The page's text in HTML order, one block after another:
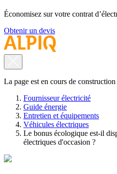
Économisez sur votre contrat
Obtenir un devis
La page est en cours de construction
Fournisseur électricité
Guide énergie
Entretien et équipements
Véhicules électriques
Le bonus écologique est-il
électriques d'occasion ?